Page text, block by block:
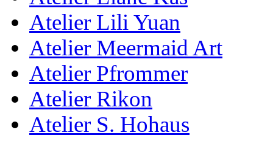
Atelier Lili Yuan
Atelier Meermaid Art
Atelier Pfrommer
Atelier Rikon
Atelier S. Hohaus